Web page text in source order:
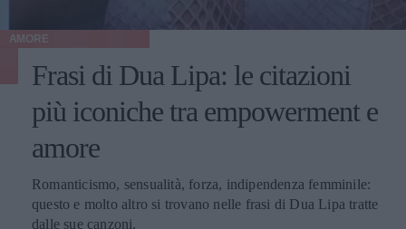
AMORE
Frasi di Dua Lipa: le citazioni
più iconiche tra empowerment e
amore
Romanticismo, sensualità, forza, indipendenza femminile:
questo e molto altro si trovano nelle frasi di Dua Lipa tratte
dalle sue canzoni.